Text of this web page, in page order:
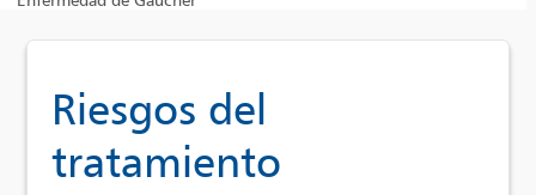
Riesgos del
tratamiento